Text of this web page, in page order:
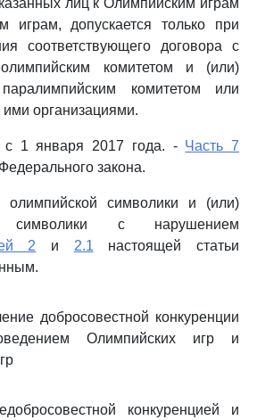
лиц к Олимпийским играм
играм, допускается только при
соответствующего договора с
комитетом и (или)
комитетом или
организациями.
с 1 января 2017 года. - Часть 7
закона.
олимпийской символики и (или)
символики с нарушением
2 и 2.1 настоящей статьи
добросовестной конкуренции
Олимпийских игр и
конкуренцией и